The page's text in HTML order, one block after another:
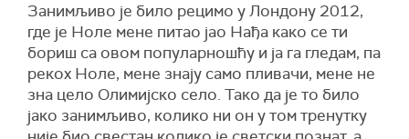
Занимљиво је било рецимо у Лондону 2012,
где је Ноле мене питао јао Нађа како се ти
бориш са овом популарношћу и ја га гледам, па
рекох Ноле, мене знају само пливачи, мене не
зна цело Олимијско село. Тако да је то било
јако занимљиво, колико ни он у том тренутку